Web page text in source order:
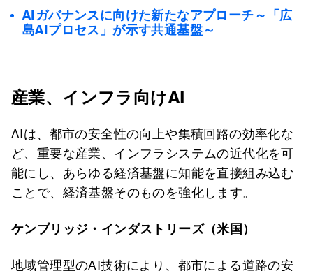
AIガバナンスに向けた新たなアプローチ～「広
島AIプロセス」が示す共通基盤～
産業、インフラ向けAI
AIは、都市の安全性の向上や集積回路の効率化な
ど、重要な産業、インフラシステムの近代化を可
能にし、あらゆる経済基盤に知能を直接組み込む
ことで、経済基盤そのものを強化します。
ケンブリッジ・インダストリーズ（米国）
地域管理型のAI技術により、都市による道路の安